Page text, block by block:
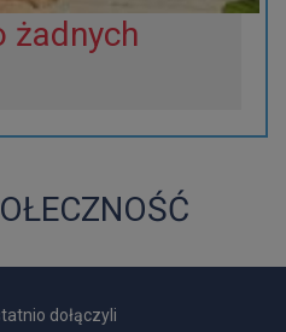
żadnych
dołączyli